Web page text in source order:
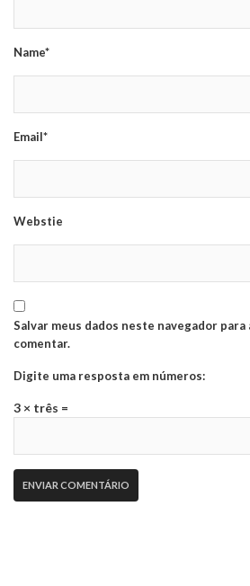
Name*
Email*
Webstie
Salvar meus dados neste navegador para
comentar.
Digite uma resposta em números:
3 × três =